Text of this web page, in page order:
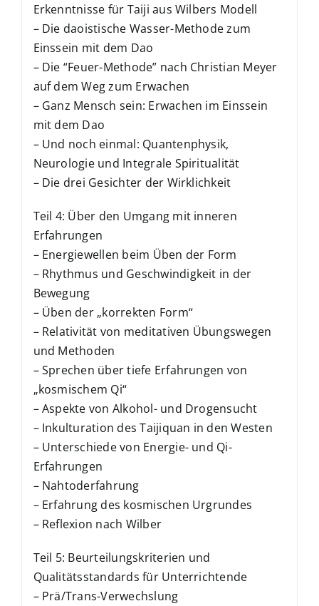
Erkenntnisse für Taiji aus Wilbers Modell
– Die daoistische Wasser-Methode zum
Einssein mit dem Dao
– Die “Feuer-Methode” nach Christian Meyer
auf dem Weg zum Erwachen
– Ganz Mensch sein: Erwachen im Einssein
mit dem Dao
– Und noch einmal: Quantenphysik,
Neurologie und Integrale Spiritualität
– Die drei Gesichter der Wirklichkeit
Teil 4: Über den Umgang mit inneren
Erfahrungen
– Energiewellen beim Üben der Form
– Rhythmus und Geschwindigkeit in der
Bewegung
– Üben der „korrekten Form“
– Relativität von meditativen Übungswegen
und Methoden
– Sprechen über tiefe Erfahrungen von
„kosmischem Qi“
– Aspekte von Alkohol- und Drogensucht
– Inkulturation des Taijiquan in den Westen
– Unterschiede von Energie- und Qi-
Erfahrungen
– Nahtoderfahrung
– Erfahrung des kosmischen Urgrundes
– Reflexion nach Wilber
Teil 5: Beurteilungskriterien und
Qualitätsstandards für Unterrichtende
– Prä/Trans-Verwechslung